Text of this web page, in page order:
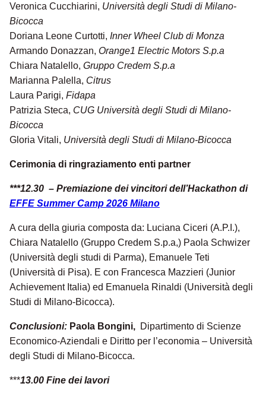
Veronica Cucchiarini, Università degli Studi di Milano-
Bicocca
Doriana Leone Curtotti, Inner Wheel Club di Monza
Armando Donazzan, Orange1 Electric Motors S.p.a
Chiara Natalello, Gruppo Credem S.p.a
Marianna Palella, Citrus
Laura Parigi, Fidapa
Patrizia Steca, CUG Università degli Studi di Milano-
Bicocca
Gloria Vitali, Università degli Studi di Milano-Bicocca
Cerimonia di ringraziamento enti partner
***12.30 – Premiazione dei vincitori dell’Hackathon di
EFFE Summer Camp 2026 Milano
A cura della giuria composta da: Luciana Ciceri (A.P.I.),
Chiara Natalello (Gruppo Credem S.p.a,) Paola Schwizer
(Università degli studi di Parma), Emanuele Teti
(Università di Pisa). E con Francesca Mazzieri (Junior
Achievement Italia) ed Emanuela Rinaldi (Università degli
Studi di Milano-Bicocca).
Conclusioni: Paola Bongini, Dipartimento di Scienze
Economico-Aziendali e Diritto per l’economia – Università
degli Studi di Milano-Bicocca.
***13.00 Fine dei lavori